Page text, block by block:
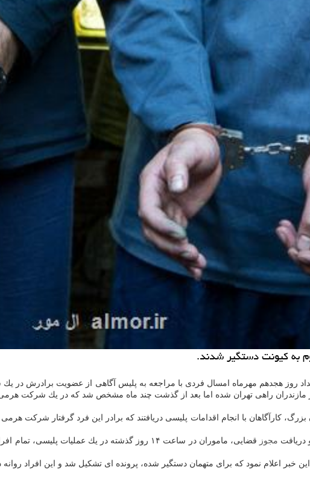
مازندران راهی تهران شده اما بعد از گذشت چند ماه مشخص شد كه در یك شركت
بزرگ، كارآگاهان با انجام اقدامات پلیسی دریافتند كه برادر این فرد گرفتار
دریافت مجوز
قضایی، ماموران در ساعت ۱۴ روز گذشته در یك
خبر اعلام نمود كه برای متهمان دستگیر شده، پرونده ای تشكیل شد و این افراد روانه